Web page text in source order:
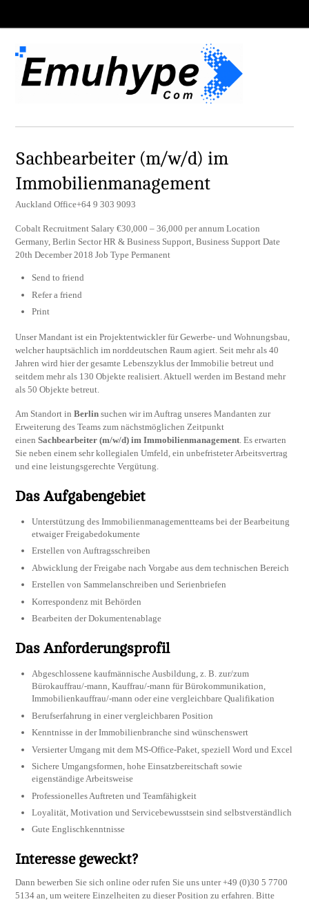
Sachbearbeiter (m/w/d) im
Immobilienmanagement
Auckland Office+64 9 303 9093
Cobalt Recruitment Salary €30,000 – 36,000 per annum Location
Germany, Berlin Sector HR & Business Support, Business Support Date
20th December 2018 Job Type Permanent
Send to friend
Refer a friend
Print
Unser Mandant ist ein Projektentwickler für Gewerbe- und Wohnungsbau,
welcher hauptsächlich im norddeutschen Raum agiert. Seit mehr als 40
Jahren wird hier der gesamte Lebenszyklus der Immobilie betreut und
seitdem mehr als 130 Objekte realisiert. Aktuell werden im Bestand mehr
als 50 Objekte betreut.
Am Standort inBerlin suchen wir im Auftrag unseres Mandanten zur
Erweiterung des Teams zum nächstmöglichen Zeitpunkt
einenSachbearbeiter (m/w/d) im Immobilienmanagement . Es erwarten
Sie neben einem sehr kollegialen Umfeld, ein unbefristeter Arbeitsvertrag
und eine leistungsgerechte Vergütung.
Das Aufgabengebiet
Unterstützung des Immobilienmanagementteams bei der Bearbeitung
etwaiger Freigabedokumente
Erstellen von Auftragsschreiben
Abwicklung der Freigabe nach Vorgabe aus dem technischen Bereich
Erstellen von Sammelanschreiben und Serienbriefen
Korrespondenz mit Behörden
Bearbeiten der Dokumentenablage
Das Anforderungsprofil
Abgeschlossene kaufmännische Ausbildung, z. B. zur/zum
Bürokauffrau/-mann, Kauffrau/-mann für Bürokommunikation,
Immobilienkauffrau/-mann oder eine vergleichbare Qualifikation
Berufserfahrung in einer vergleichbaren Position
Kenntnisse in der Immobilienbranche sind wünschenswert
Versierter Umgang mit dem MS-Office-Paket, speziell Word und Excel
Sichere Umgangsformen, hohe Einsatzbereitschaft sowie
eigenständige Arbeitsweise
Professionelles Auftreten und Teamfähigkeit
Loyalität, Motivation und Servicebewusstsein sind selbstverständlich
Gute Englischkenntnisse
Interesse geweckt?
Dann bewerben Sie sich online oder rufen Sie uns unter +49 (0)30 5 7700
5134 an, um weitere Einzelheiten zu dieser Position zu erfahren. Bitte